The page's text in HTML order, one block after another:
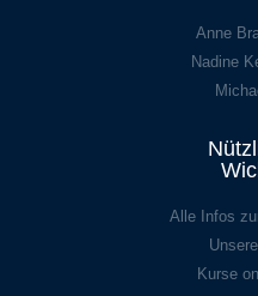
Anne
Nadine
Alle Infos
Kurse